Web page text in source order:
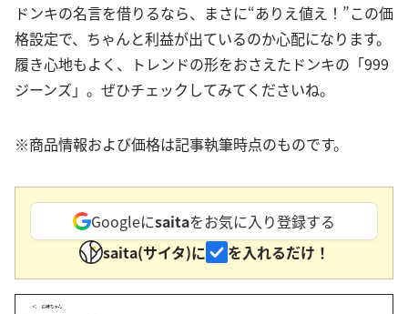
ドンキの名言を借りるなら、まさに“ありえ値え！”この価
格設定で、ちゃんと利益が出ているのか心配になります。
履き心地もよく、トレンドの形をおさえたドンキの「999
ジーンズ」。ぜひチェックしてみてくださいね。
※商品情報および価格は記事執筆時点のものです。
Googleにsaitaをお気に入り登録する
saita(サイタ)に
を入れるだけ！